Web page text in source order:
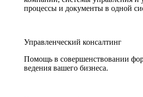
процессы и документы в одной
Управленческий консалтинг
Помощь в совершенствовании
ведения вашего бизнеса.